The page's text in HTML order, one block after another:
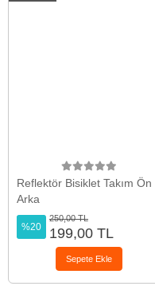
Reflektör Bisiklet Takım Ön
Arka
%20
250,00 TL
199,00 TL
Sepete Ekle